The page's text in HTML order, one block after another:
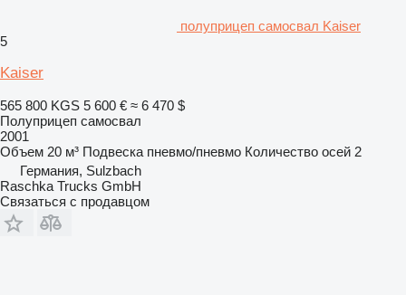
полуприцеп самосвал Kaiser
5
Kaiser
565 800 KGS 5 600 € ≈ 6 470 $
Полуприцеп самосвал
2001
Объем 20 м³ Подвеска пневмо/пневмо Количество осей 2
Германия, Sulzbach
Raschka Trucks GmbH
Связаться с продавцом